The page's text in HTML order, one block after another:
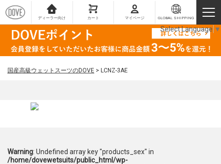
ディーラー向け カート マイページ GLOBAL SHIPPING
国産高級ウェットスーツのDOVE > LCNZ-3AE
Warning: Undefined array key "products_sex" in
/home/dovewetsuits/public_html/wp-
Select Language ▼